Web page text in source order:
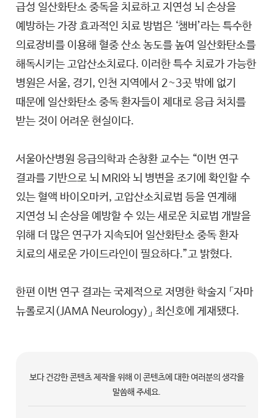
급성 일산화탄소 중독을 치료하고 지연성 뇌 손상을
예방하는 가장 효과적인 치료 방법은 ‘챔버’라는 특수한
의료장비를 이용해 혈중 산소 농도를 높여 일산화탄소를
해독시키는 고압산소치료다. 이러한 특수 치료가 가능한
병원은 서울, 경기, 인천 지역에서 2~3곳 밖에 없기
때문에 일산화탄소 중독 환자들이 제대로 응급 처치를
받는 것이 어려운 현실이다.
서울아산병원 응급의학과 손창환 교수는 “이번 연구
결과를 기반으로 뇌 MRI와 뇌 병변을 조기에 확인할 수
있는 혈액 바이오마커, 고압산소치료법 등을 연계해
지연성 뇌 손상을 예방할 수 있는 새로운 치료법 개발을
위해 더 많은 연구가 지속되어 일산화탄소 중독 환자
치료의 새로운 가이드라인이 필요하다.”고 밝혔다.
한편 이번 연구 결과는 국제적으로 저명한 학술지 「자마
뉴롤로지(JAMA Neurology)」 최신호에 게재됐다.
보다 건강한 콘텐츠 제작을 위해 이 콘텐츠에 대한 여러분의 생각을
말씀해 주세요.